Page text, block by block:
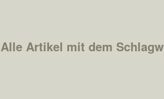
Alle Artikel mit dem